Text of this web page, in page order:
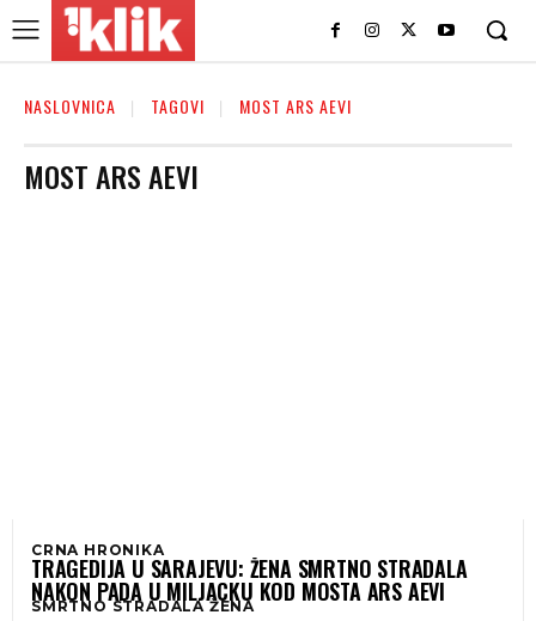
NASLOVNICA TAGOVI MOST ARS AEVI
MOST ARS AEVI
CRNA HRONIKA
TRAGEDIJA U SARAJEVU: ŽENA SMRTNO STRADALA
NAKON PADA U MILJACKU KOD MOSTA ARS AEVI
SMRTNO STRADALA ŽENA